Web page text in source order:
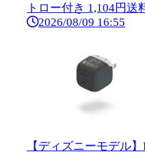
トロー付き 1,104円送
2026/08/09 16:55
【ディズニーモデル